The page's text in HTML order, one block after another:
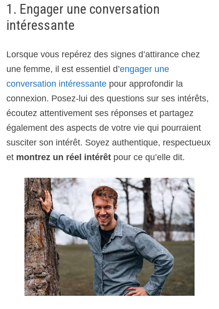
1. Engager une conversation
intéressante
Lorsque vous repérez des signes d’attirance chez
une femme, il est essentiel d’engager une
conversation intéressantepour approfondir la
connexion. Posez-lui des questions sur ses intérêts,
écoutez attentivement ses réponses et partagez
également des aspects de votre vie qui pourraient
susciter son intérêt. Soyez authentique, respectueux
et montrez un réel intérêtpour ce qu’elle dit.